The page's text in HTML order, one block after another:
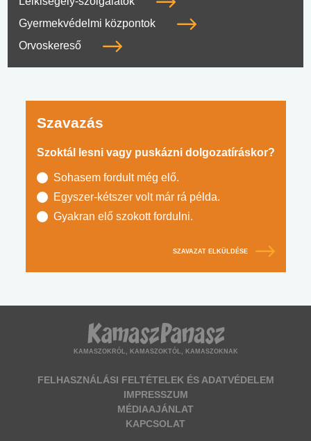
Gyermekvédelmi központok
Orvoskereső
Szavazás
Szoktál lesni vagy puskázni dolgozatíráskor?
Sohasem fordult még elő.
Egyszer-kétszer volt már rá példa.
Gyakran elő szokott fordulni.
SZAVAZAT ELKÜLDÉSE
KAMASZOKRÓL, KAMASZOKTÓL, KAMASZOKNAK
FELHASZNÁLÁSI FELTÉTELEK ÉS ADATVÉDELEM
IMPRESSZUM
MÉDIAAJÁNLAT
KAPCSOLAT